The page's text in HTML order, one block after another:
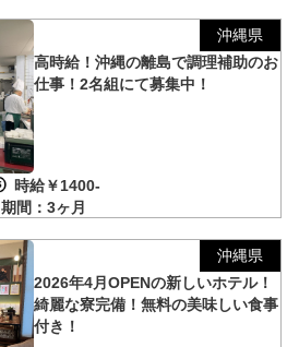
沖縄県
高時給！沖縄の離島で調理補助のお
仕事！2名組にて募集中！
時給￥1400-
期間：3ヶ月
沖縄県
2026年4月OPENの新しいホテル！
綺麗な寮完備！無料の美味しい食事
付き！